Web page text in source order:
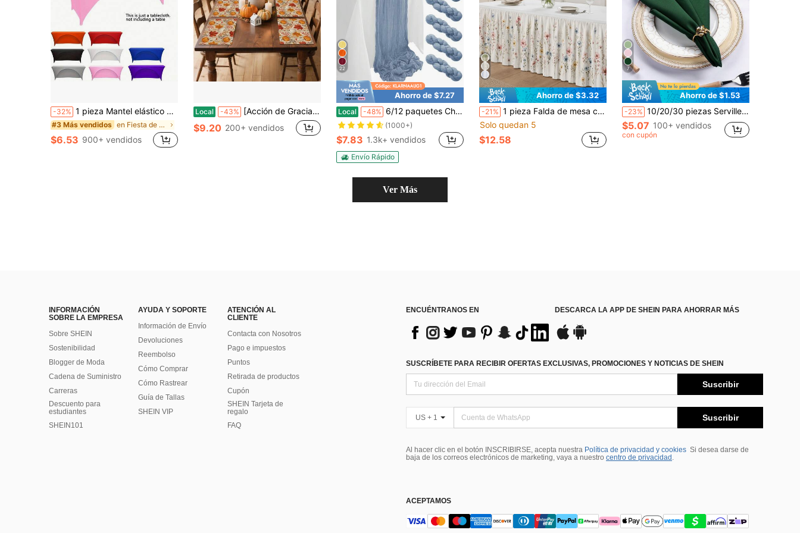
-32% 1 pieza Mantel elástico elegante, material de poliéster, banda elástica completa, adecuado para la superficie de la mesa, textura suave, resistente a las manchas, resistente a las arrugas, lavable, aplicable para interiores/exteriores, bodas, fiestas, cocina, mesa de comedor, escritorio de oficina, mesa de conferencias, picnic y camping, etc.
#3 Más vendidos en Fiesta de bodas Mantel Desechable, Falda de Mes
$6.53 900+ vendidos
Local -43% [Acción de Gracias] 4/6 piezas Manteles individuales de calabaza, hojas de arce y bayas de 12x18 pulgadas Decoración de mesa de otoño para Acción de Gracias para fiesta, cocina, comedor y decoraciones del hogar
$9.20 200+ vendidos
22
Ahorro de $7.27
Local -48% 6/12 paquetes Cheesecloth (tela de gasa) de color azul polvoriento Camino de mesa de 17x108 pulgadas para Primavera y Pascua, Camino de mesa de gasa bohemia de 9 pies para decoración de bodas y fiestas
(1000+)
$7.83 1.3k+ vendidos
Envío Rápido
Ahorro de $3.32
-21% 1 pieza Falda de mesa con estampado de flores silvestres pastorales blancas, decoración de borde de mesa de postres con flores coloridas, mantel de mesa para fiestas al aire libre de primavera/verano, adecuado para decoración de bodas, té de cumpleaños, picnic en el jardín, comedor de cocina, decoración del hogar, decoración de la habitación, artículos esenciales de cocina
Solo quedan 5
$12.58
7
Ahorro de $1.53
-23% 10/20/30 piezas Servilletas de tela de poliéster verde oscuro, lavables y reutilizables, Tamaño: 12/14/17/20 pulgadas (30/36/43/50 cm), Adecuadas para hoteles, bodas, restaurantes, fiestas de cumpleaños y baby showers
$5.07 100+ vendidos
con cupón
Ver Más
INFORMACIÓN
SOBRE LA EMPRESA
Sobre SHEIN
Sostenibilidad
Blogger de Moda
Cadena de Suministro
Carreras
Descuento para
estudiantes
SHEIN101
AYUDA Y SOPORTE
Información de Envío
Devoluciones
Reembolso
Cómo Comprar
Cómo Rastrear
Guía de Tallas
SHEIN VIP
ATENCIÓN AL
CLIENTE
Contacta con Nosotros
Pago e impuestos
Puntos
Retirada de productos
Cupón
SHEIN Tarjeta de
regalo
FAQ
ENCUÉNTRANOS EN DESCARCA LA APP DE SHEIN PARA AHORRAR MÁS
SUSCRÍBETE PARA RECIBIR OFERTAS EXCLUSIVAS, PROMOCIONES Y NOTICIAS DE SHEIN
Suscribir
US + 1 Suscribir
Al hacer clic en el botón INSCRIBIRSE, acepta nuestra Política de privacidad y cookies Si desea darse de
baja de los correos electrónicos de marketing, vaya a nuestro centro de privacidad .
ACEPTAMOS